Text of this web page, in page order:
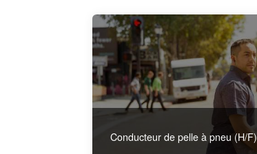
Conducteur de pelle à pneu (H/F)